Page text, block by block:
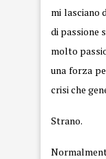
mi lasciano
di passione
molto
una forza
crisi che
Strano.